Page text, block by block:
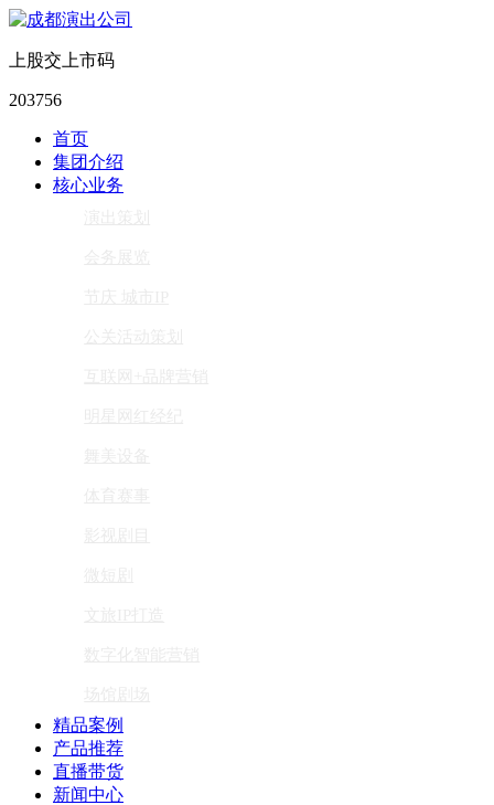
上股交上市码
203756
首页
集团介绍
核心业务
精品案例
产品推荐
直播带货
新闻中心